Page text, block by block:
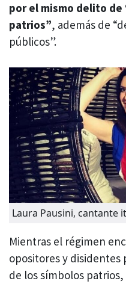
por el mismo delito
patrios”, además de
públicos”.
Laura Pausini, cantante
Mientras el régimen
opositores y
de los símbolos